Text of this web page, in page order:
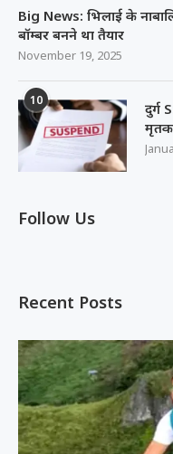
Big News: भिलाई के
बॉम्बर बनने था तैयार
November 19, 2025
10
दुर्ग
मृतक
Follow Us
Recent Posts